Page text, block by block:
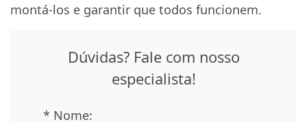
montá-los e garantir que todos funcionem.
Dúvidas? Fale com nosso
especialista!
* Nome: